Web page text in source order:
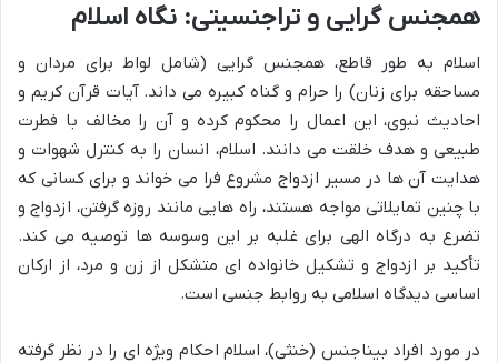
همجنس گرایی و تراجنسیتی: نگاه اسلام
اسلام به طور قاطع، همجنس گرایی (شامل لواط برای مردان و
مساحقه برای زنان) را حرام و گناه کبیره می داند. آیات قرآن کریم و
احادیث نبوی، این اعمال را محکوم کرده و آن را مخالف با فطرت
طبیعی و هدف خلقت می دانند. اسلام، انسان را به کنترل شهوات و
هدایت آن ها در مسیر ازدواج مشروع فرا می خواند و برای کسانی که
با چنین تمایلاتی مواجه هستند، راه هایی مانند روزه گرفتن، ازدواج و
تضرع به درگاه الهی برای غلبه بر این وسوسه ها توصیه می کند.
تأکید بر ازدواج و تشکیل خانواده ای متشکل از زن و مرد، از ارکان
اساسی دیدگاه اسلامی به روابط جنسی است.
در مورد افراد بیناجنس (خنثی)، اسلام احکام ویژه ای را در نظر گرفته